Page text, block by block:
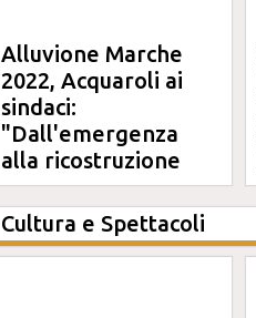
Alluvione Marche
2022, Acquaroli ai
sindaci:
"Dall'emergenza
alla ricostruzione
definitiva"
Cultura e Spettacoli